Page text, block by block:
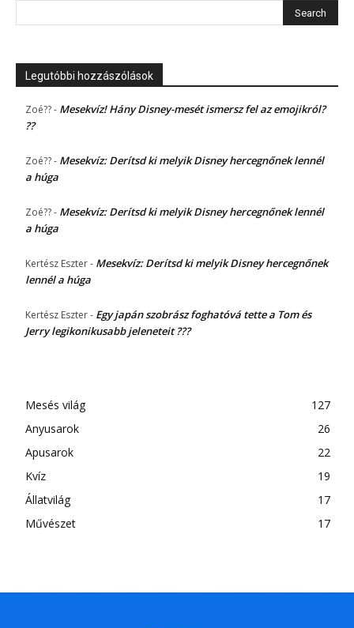
Legutóbbi hozzászólások
Zoé??- Mesekvíz! Hány Disney-mesét ismersz fel az emojikról?
??
Zoé??- Mesekvíz: Derítsd ki melyik Disney hercegnőnek lennél
a húga
Zoé??- Mesekvíz: Derítsd ki melyik Disney hercegnőnek lennél
a húga
Kertész Eszter- Mesekvíz: Derítsd ki melyik Disney hercegnőnek
lennél a húga
Kertész Eszter- Egy japán szobrász foghatóvá tette a Tom és
Jerry legikonikusabb jeleneteit ???
Mesés világ
127
Anyusarok
26
Apusarok
22
Kvíz
19
Állatvilág
17
Művészet
17